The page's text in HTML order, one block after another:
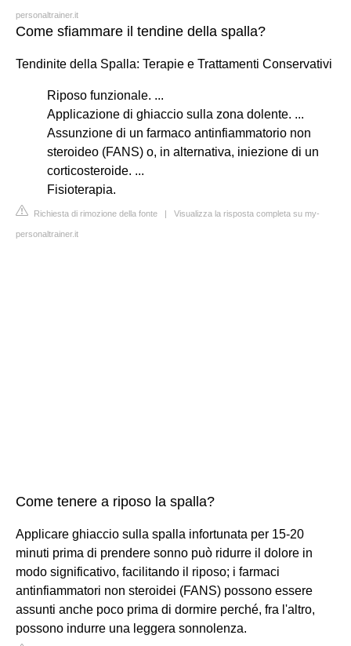
personaltrainer.it
Come sfiammare il tendine della spalla?
Tendinite della Spalla: Terapie e Trattamenti Conservativi
Riposo funzionale. ...
Applicazione di ghiaccio sulla zona dolente. ...
Assunzione di un farmaco antinfiammatorio non
steroideo (FANS) o, in alternativa, iniezione di un
corticosteroide. ...
Fisioterapia.
Richiesta di rimozione della fonte | Visualizza la risposta completa su my-
personaltrainer.it
Come tenere a riposo la spalla?
Applicare ghiaccio sulla spalla infortunata per 15-20
minuti prima di prendere sonno può ridurre il dolore in
modo significativo, facilitando il riposo; i farmaci
antinfiammatori non steroidei (FANS) possono essere
assunti anche poco prima di dormire perché, fra l'altro,
possono indurre una leggera sonnolenza.